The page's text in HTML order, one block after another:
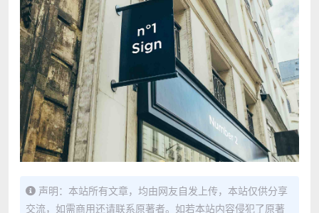
声明：本站所有文章，均由网友自发上传，本站仅供分享
交流，如需商用还请联系原著者。如若本站内容侵犯了原著